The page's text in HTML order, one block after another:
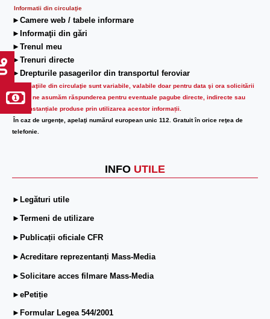
Informatii din circulaţie
►Camere web / tabele informare
►Informaţii din gări
►Trenul meu
►Trenuri directe
►Drepturile pasagerilor din transportul feroviar
Informaţiile din circulaţie sunt variabile, valabile doar pentru data şi ora solicitării
lor.
Nu ne asumăm răspunderea pentru eventuale pagube directe, indirecte sau
circumstanțiale produse prin utilizarea acestor informații.
În caz de urgenţe, apelaţi numărul european unic 112. Gratuit în orice reţea de
telefonie.
INFO UTILE
►Legături utile
►Termeni de utilizare
►Publicații oficiale CFR
►Acreditare reprezentanți Mass-Media
►Solicitare acces filmare Mass-Media
►ePetiție
►Formular Legea 544/2001